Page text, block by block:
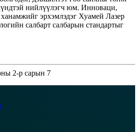
нийлүүлэгч юм. Инноваци,
ханамжийг эрхэмлэдэг Хуамей Лазер
салбарт салбарын стандартыг
2-р сарын 7